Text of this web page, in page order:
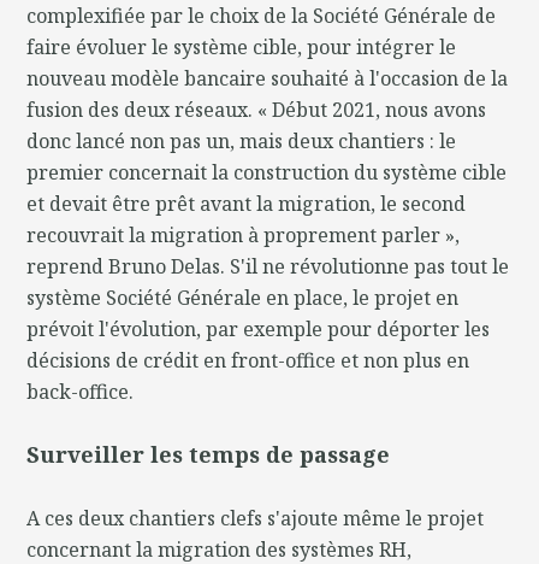
complexifiée par le choix de la Société Générale de
faire évoluer le système cible, pour intégrer le
nouveau modèle bancaire souhaité à l'occasion de la
fusion des deux réseaux. « Début 2021, nous avons
donc lancé non pas un, mais deux chantiers : le
premier concernait la construction du système cible
et devait être prêt avant la migration, le second
recouvrait la migration à proprement parler »,
reprend Bruno Delas. S'il ne révolutionne pas tout le
système Société Générale en place, le projet en
prévoit l'évolution, par exemple pour déporter les
décisions de crédit en front-office et non plus en
back-office.
Surveiller les temps de passage
A ces deux chantiers clefs s'ajoute même le projet
concernant la migration des systèmes RH,